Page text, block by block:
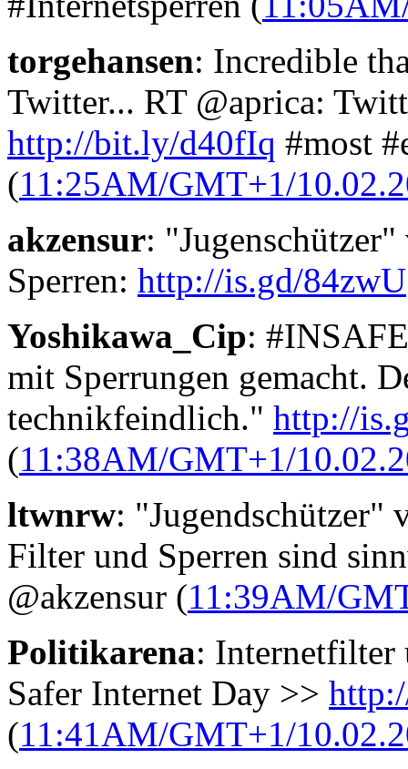
torgehansen: Incredible
Twitter... RT @aprica:
http://bit.ly/d40fIq #most
(11:25AM/GMT+1/
akzensur:
Sperren: http://is.gd/84zwU
Yoshikawa_Cip:
mit Sperrungen gemacht.
technikfeindlich." http://
(11:38AM/GMT+1/
ltwnrw:
Filter und Sperren sind
@akzensur (11:39AM/
Politikarena: Internetfilter
Safer Internet Day >>
(11:41AM/GMT+1/